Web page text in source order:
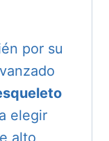
por su
elegir